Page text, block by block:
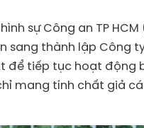
sự Công an TP
sang thành lập Công
để tiếp tục hoạt động
mang tính chất giả